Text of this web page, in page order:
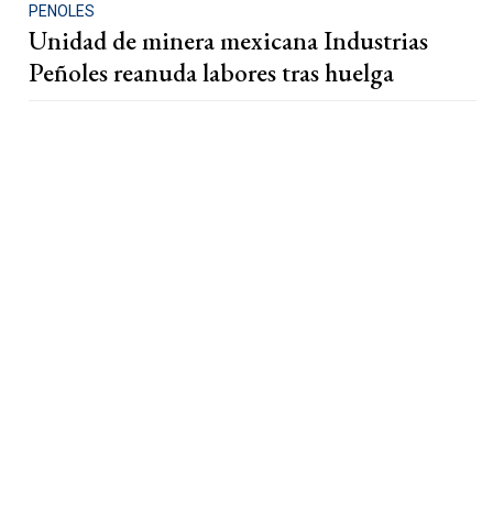
PENOLES
Unidad de minera mexicana Industrias
Peñoles reanuda labores tras huelga